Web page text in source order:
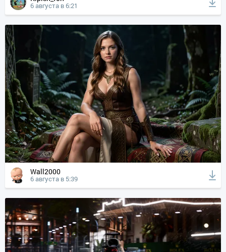
6 августа в 6:21
Wall2000
6 августа в 5:39